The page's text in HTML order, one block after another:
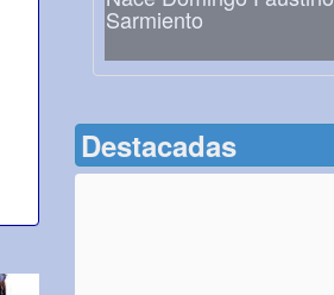
Sarmiento
Destacadas